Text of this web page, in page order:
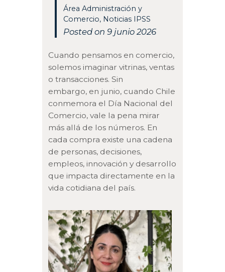
Área Administración y
Comercio, Noticias IPSS
Posted on 9 junio 2026
Cuando pensamos en comercio,
solemos imaginar vitrinas, ventas
o transacciones. Sin
embargo, en junio, cuando Chile
conmemora el Día Nacional del
Comercio, vale la pena mirar
más allá de los números. En
cada compra existe una cadena
de personas, decisiones,
empleos, innovación y desarrollo
que impacta directamente en la
vida cotidiana del país.